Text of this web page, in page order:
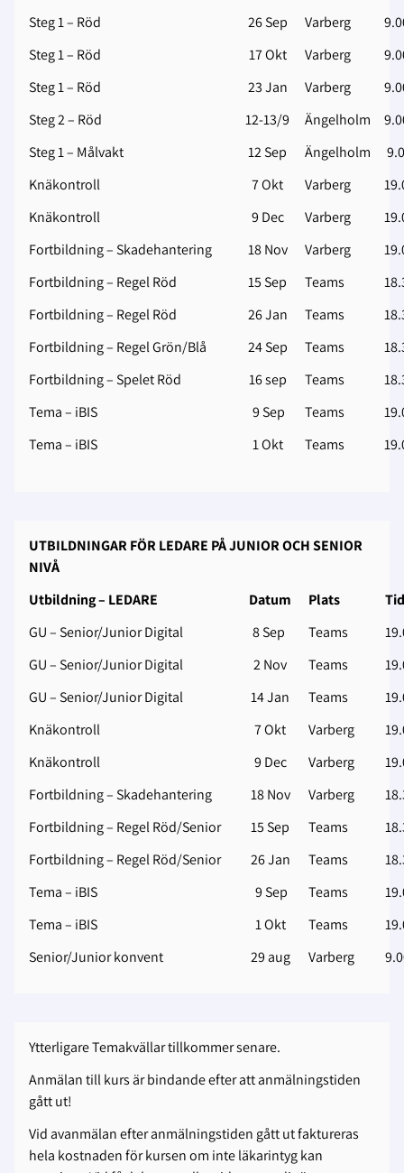
Steg 1 – Röd
26 Sep Varberg
Steg 1 – Röd
17 Okt Varberg
Steg 1 – Röd
23 Jan Varberg
Steg 2 – Röd
12-13/9 Ängelholm
Steg 1 – Målvakt
12 Sep Ängelholm
Knäkontroll
7 Okt Varberg
Knäkontroll
9 Dec Varberg
Fortbildning – Skadehantering
18 Nov Varberg
Fortbildning – Regel Röd
15 Sep Teams
Fortbildning – Regel Röd
26 Jan Teams
Fortbildning – Regel Grön/Blå
24 Sep Teams
Fortbildning – Spelet Röd
16 sep Teams
Tema – iBIS
9 Sep Teams
Tema – iBIS
1 Okt Teams
UTBILDNINGAR FÖR LEDARE PÅ JUNIOR OCH SENIOR
NIVÅ
Utbildning – LEDARE
Datum Plats
Tid
GU – Senior/Junior Digital
8 Sep Teams
GU – Senior/Junior Digital
2 Nov Teams
GU – Senior/Junior Digital
14 Jan Teams
Knäkontroll
7 Okt Varberg
Knäkontroll
9 Dec Varberg
Fortbildning – Skadehantering
18 Nov Varberg
Fortbildning – Regel Röd/Senior
15 Sep Teams
Fortbildning – Regel Röd/Senior
26 Jan Teams
Tema – iBIS
9 Sep Teams
Tema – iBIS
1 Okt Teams
Senior/Junior konvent
29 aug Varberg
Ytterligare Temakvällar tillkommer senare.
Anmälan till kurs är bindande efter att anmälningstiden
gått ut!
Vid avanmälan efter anmälningstiden gått ut faktureras
hela kostnaden för kursen om inte läkarintyg kan